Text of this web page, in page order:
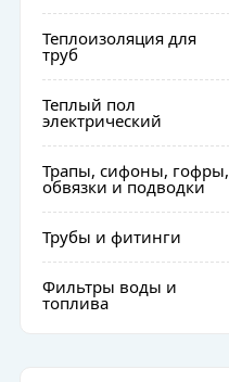
Теплоизоляция для
труб
Теплый пол
электрический
Трапы, сифоны, гофры,
обвязки и подводки
Трубы и фитинги
Фильтры воды и
топлива